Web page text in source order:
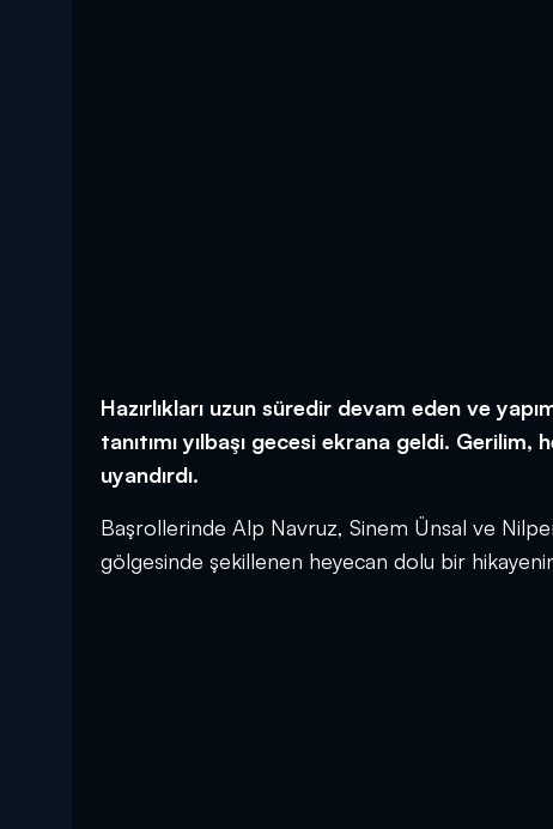
Hazırlıkları uzun süredir devam eden ve
tanıtımı yılbaşı gecesi ekrana geldi.
uyandırdı.
Başrollerinde Alp Navruz, Sinem Ünsal ve
gölgesinde şekillenen heyecan dolu bir